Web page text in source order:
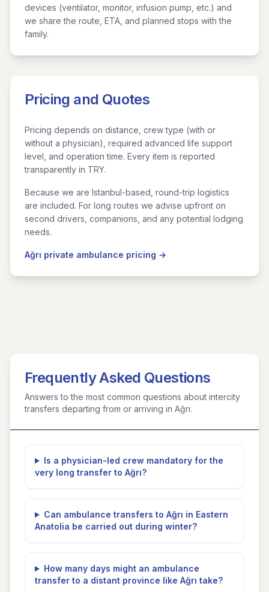
devices (ventilator, monitor, infusion pump, etc.) and
we share the route, ETA, and planned stops with the
family.
Pricing and Quotes
Pricing depends on distance, crew type (with or
without a physician), required advanced life support
level, and operation time. Every item is reported
transparently in TRY.
Because we are Istanbul-based, round-trip logistics
are included. For long routes we advise upfront on
second drivers, companions, and any potential lodging
needs.
Ağrı private ambulance pricing →
Frequently Asked Questions
Answers to the most common questions about intercity
transfers departing from or arriving in Ağrı.
Is a physician-led crew mandatory for the
very long transfer to Ağrı?
Can ambulance transfers to Ağrı in Eastern
Anatolia be carried out during winter?
How many days might an ambulance
transfer to a distant province like Ağrı take?